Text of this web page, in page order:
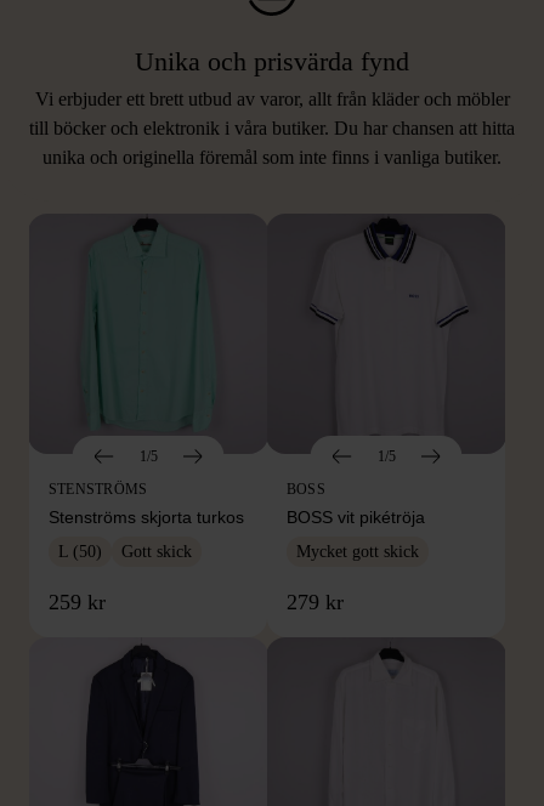
Unika och prisvärda fynd
Vi erbjuder ett brett utbud av varor, allt från kläder och möbler
till böcker och elektronik i våra butiker. Du har chansen att hitta
unika och originella föremål som inte finns i vanliga butiker.
LIKNANDE PRODUKTER
Hitta produkter som påminner om denna
1/5
STENSTRÖMS
Stenströms skjorta turkos
L (50) Gott skick
259 kr
1/5
BOSS
BOSS vit pikétröja
Mycket gott skick
279 kr